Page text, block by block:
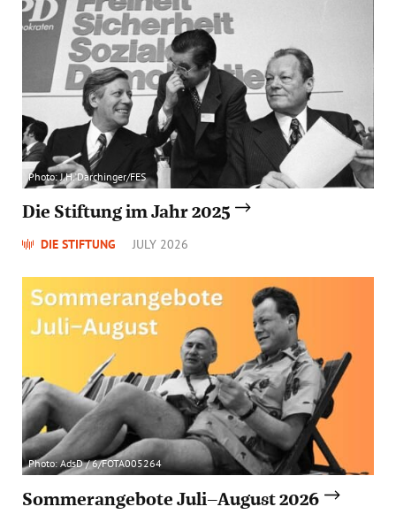
Photo: J.H. Darchinger/FES
Die Stiftung im Jahr 2025
DIE STIFTUNG JULY 2026
Photo: AdsD / 6/FOTA005264
Sommerangebote Juli–August 2026